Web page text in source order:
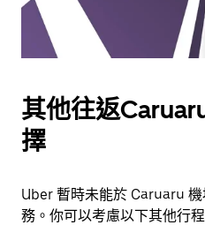
日
期。
按
鈕
即
關
閉
其他往返
擇
Uber 暫時未能於 Caruaru
務。你可以考慮以下其他行程